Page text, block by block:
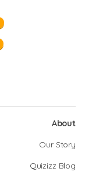
About
Our Story
Quizizz Blog